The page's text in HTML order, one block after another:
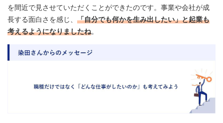
を間近で見させていただくことができたのです。事業や会社が成
長する面白さを感じ、 「自分でも何かを生み出したい」と起業も
考えるようになりましたね。